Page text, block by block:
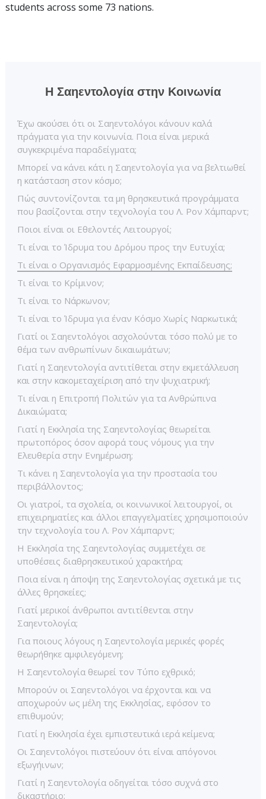
students across some 73 nations.
Η Σαηεντολογία στην Κοινωνία
Έχω ακούσει ότι οι Σαηεντολόγοι κάνουν καλά
πράγματα για την κοινωνία. Ποια είναι μερικά
συγκεκριμένα παραδείγματα;
Μπορεί να κάνει κάτι η Σαηεντολογία για να βελτιωθεί
η κατάσταση στον κόσμο;
Πώς συντονίζονται τα μη θρησκευτικά προγράμματα
που βασίζονται στην τεχνολογία του Λ. Ρον Χάμπαρντ;
Ποιοι είναι οι Εθελοντές Λειτουργοί;
Τι είναι το Ίδρυμα του Δρόμου προς την Ευτυχία;
Τι είναι ο Οργανισμός Εφαρμοσμένης Εκπαίδευσης;
Τι είναι το Κρίμινον;
Τι είναι το Νάρκωνον;
Τι είναι το Ίδρυμα για έναν Κόσμο Χωρίς Ναρκωτικά;
Γιατί οι Σαηεντολόγοι ασχολούνται τόσο πολύ με το
θέμα των ανθρωπίνων δικαιωμάτων;
Γιατί η Σαηεντολογία αντιτίθεται στην εκμετάλλευση
και στην κακομεταχείριση από την ψυχιατρική;
Τι είναι η Επιτροπή Πολιτών για τα Ανθρώπινα
Δικαιώματα;
Γιατί η Εκκλησία της Σαηεντολογίας θεωρείται
πρωτοπόρος όσον αφορά τους νόμους για την
Ελευθερία στην Ενημέρωση;
Τι κάνει η Σαηεντολογία για την προστασία του
περιβάλλοντος;
Οι γιατροί, τα σχολεία, οι κοινωνικοί λειτουργοί, οι
επιχειρηματίες και άλλοι επαγγελματίες χρησιμοποιούν
την τεχνολογία του Λ. Ρον Χάμπαρντ;
Η Εκκλησία της Σαηεντολογίας συμμετέχει σε
υποθέσεις διαθρησκευτικού χαρακτήρα;
Ποια είναι η άποψη της Σαηεντολογίας σχετικά με τις
άλλες θρησκείες;
Γιατί μερικοί άνθρωποι αντιτίθενται στην
Σαηεντολογία;
Για ποιους λόγους η Σαηεντολογία μερικές φορές
θεωρήθηκε αμφιλεγόμενη;
Η Σαηεντολογία θεωρεί τον Τύπο εχθρικό;
Μπορούν οι Σαηεντολόγοι να έρχονται και να
αποχωρούν ως μέλη της Εκκλησίας, εφόσον το
επιθυμούν;
Γιατί η Εκκλησία έχει εμπιστευτικά ιερά κείμενα;
Οι Σαηεντολόγοι πιστεύουν ότι είναι απόγονοι
εξωγήινων;
Γιατί η Σαηεντολογία οδηγείται τόσο συχνά στο
δικαστήριο;